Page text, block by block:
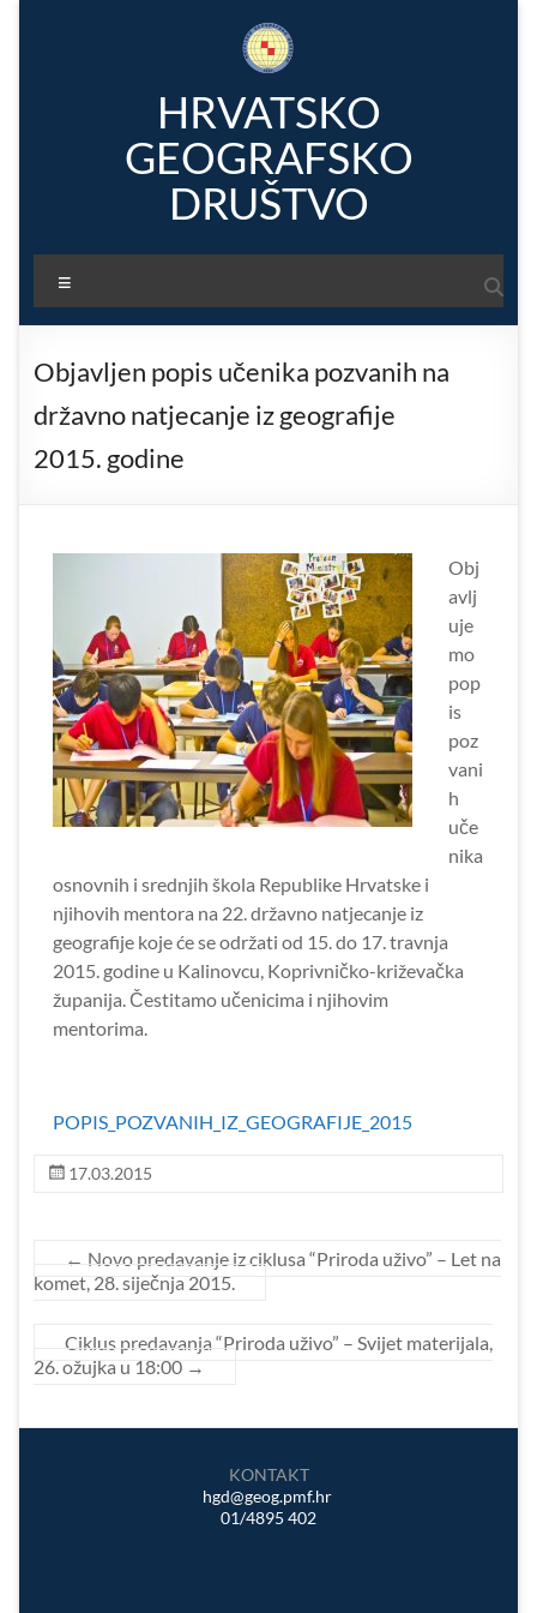
HRVATSKO
GEOGRAFSKO
DRUŠTVO
Objavljen popis učenika pozvanih na
državno natjecanje iz geografije
2015. godine
Obj
avlj
uje
mo
pop
is
poz
vani
h
uče
nika
osnovnih i srednjih škola Republike Hrvatske i
njihovih mentora na 22. državno natjecanje iz
geografije koje će se održati od 15. do 17. travnja
2015. godine u Kalinovcu, Koprivničko-križevačka
županija. Čestitamo učenicima i njihovim
mentorima.
POPIS_POZVANIH_IZ_GEOGRAFIJE_2015
17.03.2015
← Novo predavanje iz ciklusa “Priroda uživo” – Let na
komet, 28. siječnja 2015.
Ciklus predavanja “Priroda uživo” – Svijet materijala,
26. ožujka u 18:00 →
KONTAKT
hgd@geog.pmf.hr
01/4895 402